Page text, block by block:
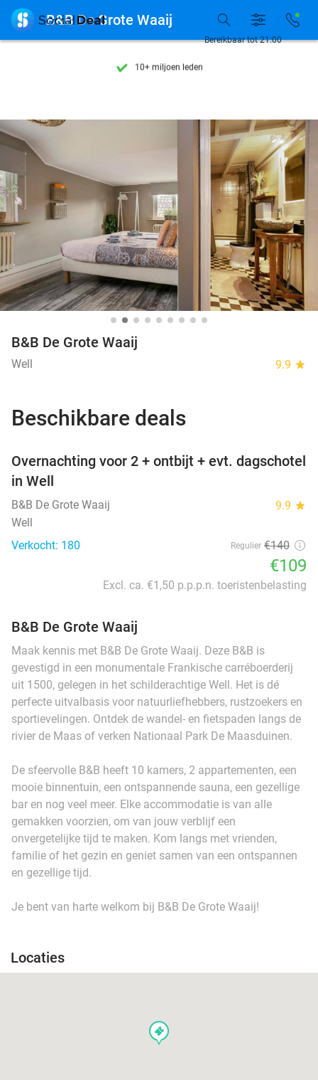
7 dagen per week beschikbaar
10+ miljoen leden
7 dagen per week beschikbaar
Bereikbaar tot 21:00
 B&B De Grote Waaij
B&B De Grote Waaij
Well 9.9 star
Beschikbare deals
Overnachting voor 2 + ontbijt + evt. dagschotel
in Well
B&B De Grote Waaij 9.9 star
Well
Verkocht: 180
Regulier €140
€109
Excl. ca. €1,50 p.p.p.n. toeristenbelasting
B&B De Grote Waaij
Maak kennis met B&B De Grote Waaij. Deze B&B is
gevestigd in een monumentale Frankische carréboerderij
uit 1500, gelegen in het schilderachtige Well. Het is dé
perfecte uitvalbasis voor natuurliefhebbers, rustzoekers en
sportievelingen. Ontdek de wandel- en fietspaden langs de
rivier de Maas of verken Nationaal Park De Maasduinen.
De sfeervolle B&B heeft 10 kamers, 2 appartementen, een
mooie binnentuin, een ontspannende sauna, een gezellige
bar en nog veel meer. Elke accommodatie is van alle
gemakken voorzien, om van jouw verblijf een
onvergetelijke tijd te maken. Kom langs met vrienden,
familie of het gezin en geniet samen van een ontspannen
en gezellige tijd.
Je bent van harte welkom bij B&B De Grote Waaij!
Locaties
events